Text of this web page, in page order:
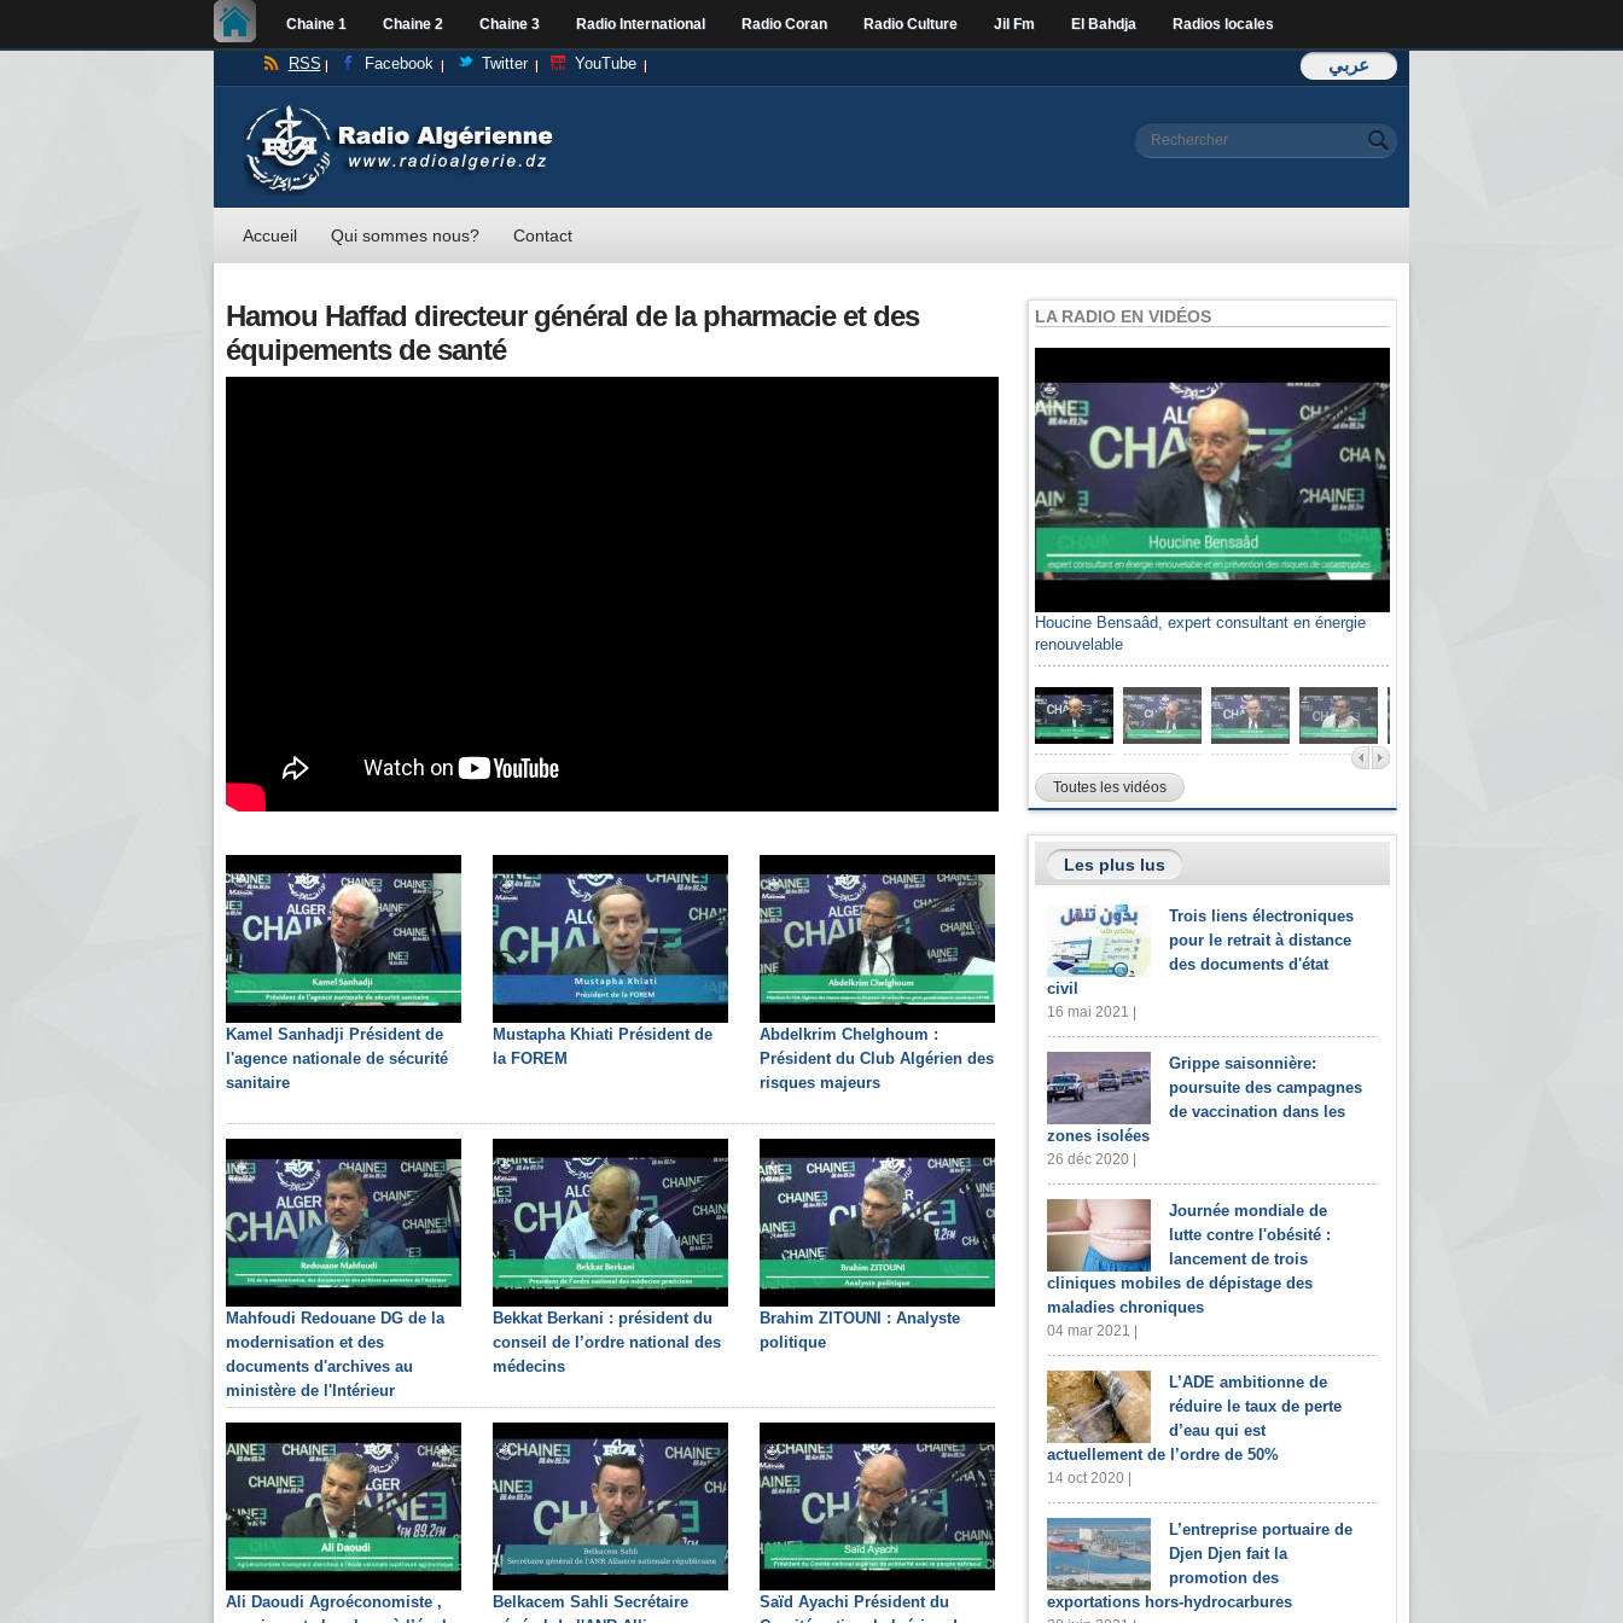
Chaine 1 Chaine 2 Chaine 3 Radio International Radio Coran Radio Culture Jil Fm El Bahdja Radios locales
عربي RSS Facebook Twitter YouTube
Formulaire de
Rechercher
Accueil Qui sommes nous? Contact
Hamou Haffad directeur général de la pharmacie et des
équipements de santé
Kamel Sanhadji Président de
l'agence nationale de sécurité
sanitaire
Mustapha Khiati Président de
la FOREM
Abdelkrim Chelghoum :
Président du Club Algérien des
risques majeurs
Mahfoudi Redouane DG de la
modernisation et des
documents d'archives au
ministère de l'Intérieur
Bekkat Berkani : président du
conseil de l’ordre national des
médecins
Brahim ZITOUNI : Analyste
politique
Ali Daoudi Agroéconomiste ,
Belkacem Sahli Secrétaire
Saïd Ayachi Président du
LA RADIO EN VIDÉOS
Houcine Bensaâd, expert consultant en énergie
renouvelable
Toutes les vidéos
Les plus lus
Trois liens électroniques
pour le retrait à distance
des documents d'état
civil
16 mai 2021 |
Grippe saisonnière:
poursuite des campagnes
de vaccination dans les
zones isolées
26 déc 2020 |
Journée mondiale de
lutte contre l'obésité :
lancement de trois
cliniques mobiles de dépistage des
maladies chroniques
04 mar 2021 |
L’ADE ambitionne de
réduire le taux de perte
d’eau qui est
actuellement de l’ordre de 50%
14 oct 2020 |
L’entreprise portuaire de
Djen Djen fait la
promotion des
exportations hors-hydrocarbures